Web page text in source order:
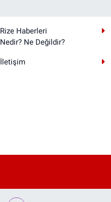
Rize Haberleri
Nedir? Ne Değildir?
İletişim